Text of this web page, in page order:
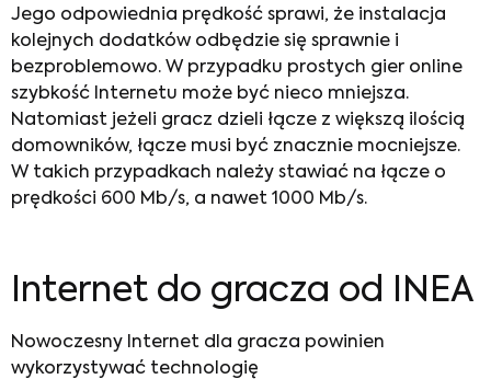
Jego odpowiednia prędkość sprawi, że instalacja
kolejnych dodatków odbędzie się sprawnie i
bezproblemowo. W przypadku prostych gier online
szybkość Internetu może być nieco mniejsza.
Natomiast jeżeli gracz dzieli łącze z większą ilością
domowników, łącze musi być znacznie mocniejsze.
W takich przypadkach należy stawiać na łącze o
prędkości 600 Mb/s, a nawet 1000 Mb/s.
Internet do gracza od INEA
Nowoczesny Internet dla gracza powinien
wykorzystywać technologię